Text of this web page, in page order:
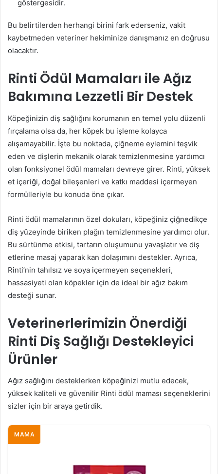
göstergesidir.
Bu belirtilerden herhangi birini fark ederseniz, vakit
kaybetmeden veteriner hekiminize danışmanız en doğrusu
olacaktır.
Rinti Ödül Mamaları ile Ağız
Bakımına Lezzetli Bir Destek
Köpeğinizin diş sağlığını korumanın en temel yolu düzenli
fırçalama olsa da, her köpek bu işleme kolayca
alışamayabilir. İşte bu noktada, çiğneme eylemini teşvik
eden ve dişlerin mekanik olarak temizlenmesine yardımcı
olan fonksiyonel ödül mamaları devreye girer. Rinti, yüksek
et içeriği, doğal bileşenleri ve katkı maddesi içermeyen
formülleriyle bu konuda öne çıkar.
Rinti ödül mamalarının özel dokuları, köpeğiniz çiğnedikçe
diş yüzeyinde biriken plağın temizlenmesine yardımcı olur.
Bu sürtünme etkisi, tartarın oluşumunu yavaşlatır ve diş
etlerine masaj yaparak kan dolaşımını destekler. Ayrıca,
Rinti’nin tahılsız ve soya içermeyen seçenekleri,
hassasiyeti olan köpekler için de ideal bir ağız bakım
desteği sunar.
Veterinerlerimizin Önerdiği
Rinti Diş Sağlığı Destekleyici
Ürünler
Ağız sağlığını desteklerken köpeğinizi mutlu edecek,
yüksek kaliteli ve güvenilir Rinti ödül maması seçeneklerini
sizler için bir araya getirdik.
MAMA